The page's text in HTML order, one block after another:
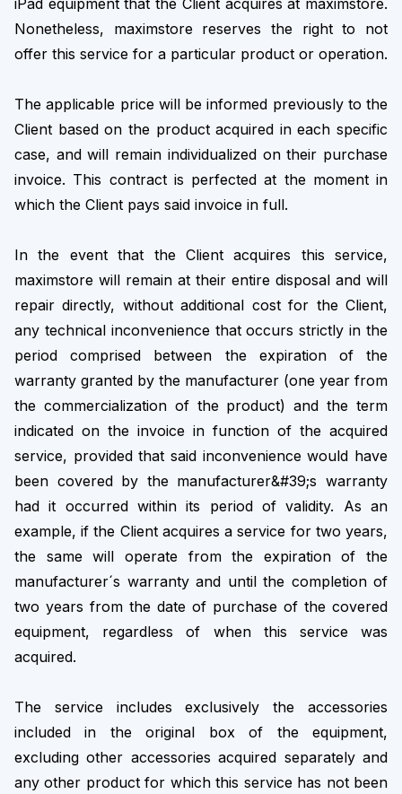
iPad equipment that the Client acquires at maximstore.
Nonetheless, maximstore reserves the right to not
offer this service for a particular product or operation.
The applicable price will be informed previously to the
Client based on the product acquired in each specific
case, and will remain individualized on their purchase
invoice. This contract is perfected at the moment in
which the Client pays said invoice in full.
In the event that the Client acquires this service,
maximstore will remain at their entire disposal and will
repair directly, without additional cost for the Client,
any technical inconvenience that occurs strictly in the
period comprised between the expiration of the
warranty granted by the manufacturer (one year from
the commercialization of the product) and the term
indicated on the invoice in function of the acquired
service, provided that said inconvenience would have
been covered by the manufacturer&#39;s warranty
had it occurred within its period of validity. As an
example, if the Client acquires a service for two years,
the same will operate from the expiration of the
manufacturer´s warranty and until the completion of
two years from the date of purchase of the covered
equipment, regardless of when this service was
acquired.
The service includes exclusively the accessories
included in the original box of the equipment,
excluding other accessories acquired separately and
any other product for which this service has not been